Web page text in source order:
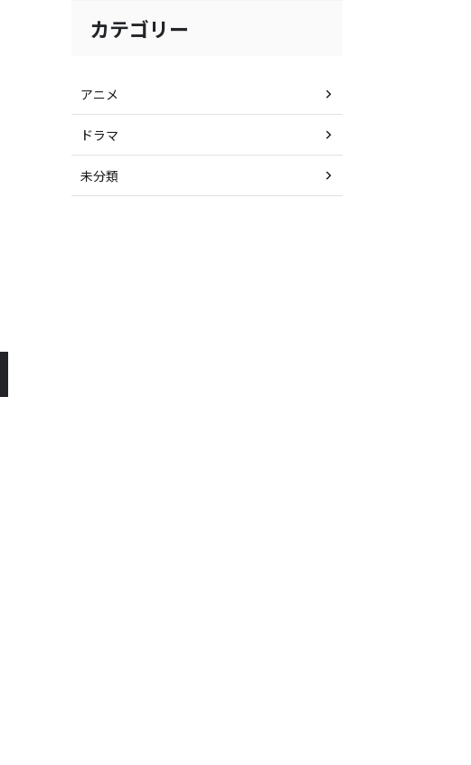
カテゴリー
アニメ
ドラマ
未分類